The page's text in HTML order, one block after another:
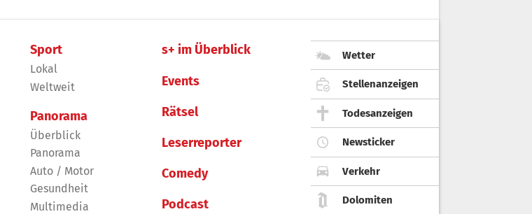
Sport
Lokal
Weltweit
Panorama
Überblick
Panorama
Auto / Motor
Gesundheit
Multimedia
s+ im Überblick
Events
Rätsel
Leserreporter
Comedy
Podcast
Wetter
Stellenanzeigen
Todesanzeigen
Newsticker
Verkehr
Dolomiten